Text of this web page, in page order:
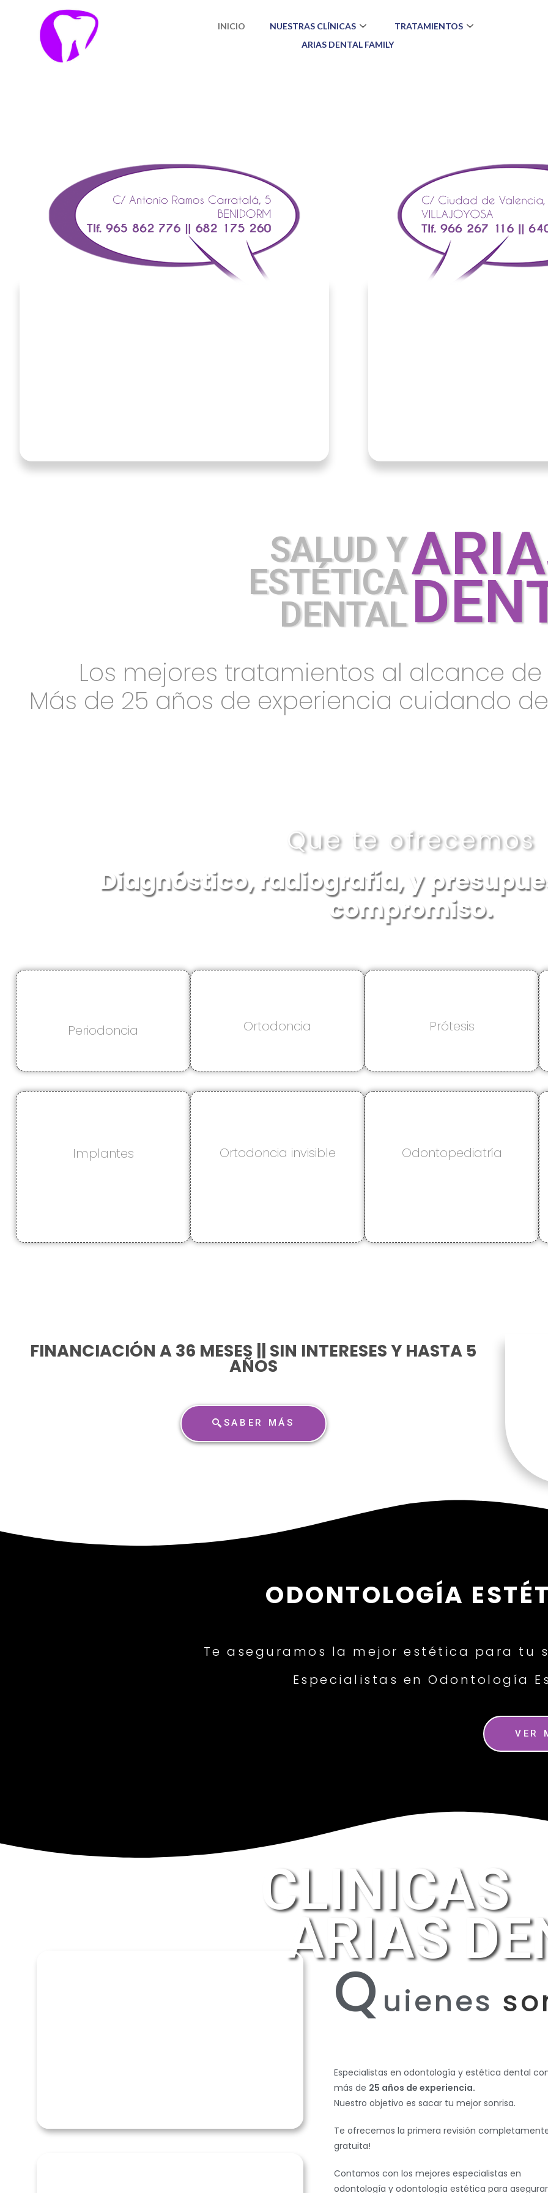
INICIO NUESTRAS CLÍNICAS
TRATAMIENTOS
ARIAS DENTAL FAMILY
SALUD Y
ESTÉTICA
DENTAL
Los mejores tratamientos al alcance de
Más de 25 años de experiencia cuidando
Que te ofrecemos
Diagnóstico, radiografía, y
compromiso.
Periodoncia Ortodoncia Prótesis
Implantes Ortodoncia invisible Odontopediatría
FINANCIACIÓN A 36 MESES || SIN INTERESES Y HASTA 5
AÑOS
SABER MÁS
ODONTOLOGÍA
Te aseguramos la mejor estética para tu
Especialistas en Odontología
VER
CLINICAS
ARIAS
Q uienes
Especialistas en odontología y estética dental
más de 25 años de experiencia.
Nuestro objetivo es sacar tu mejor sonrisa.
Te ofrecemos la primera revisión
gratuita!
Contamos con los mejores especialistas en
odontología y odontología estética para